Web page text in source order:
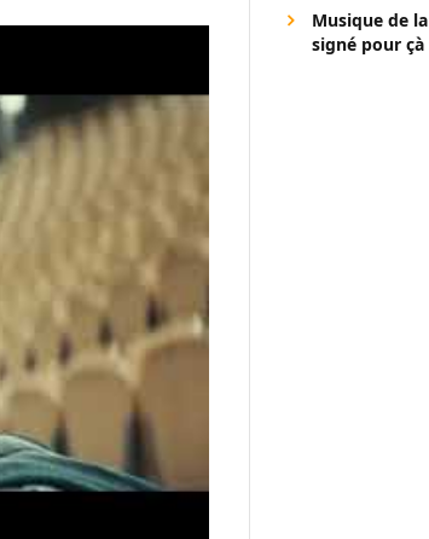
Musique de
signé pour çà